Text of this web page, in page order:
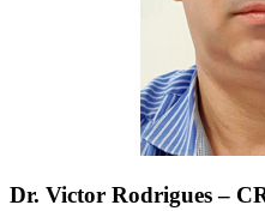
Dr. Victor Rodrigues –